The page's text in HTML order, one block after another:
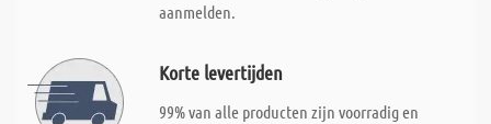
aanmelden.
Korte levertijden
99% van alle producten zijn voorradig en